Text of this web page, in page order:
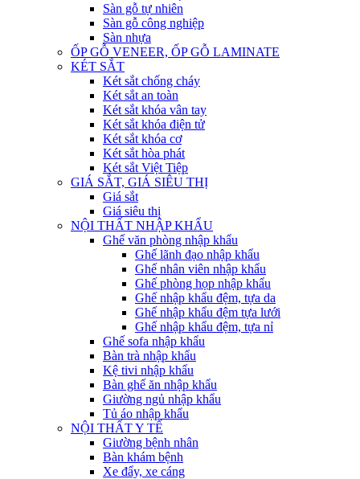
Sàn gỗ tự nhiên
Sàn gỗ công nghiệp
Sàn nhựa
ỐP GỖ VENEER, ỐP GỖ LAMINATE
KÉT SẮT
Két sắt chống cháy
Két sắt an toàn
Két sắt khóa vân tay
Két sắt khóa điện tử
Két sắt khóa cơ
Két sắt hòa phát
Két sắt Việt Tiệp
GIÁ SẮT, GIÁ SIÊU THỊ
Giá sắt
Giá siêu thị
NỘI THẤT NHẬP KHẨU
Ghế văn phòng nhập khẩu
Ghế lãnh đạo nhập khẩu
Ghế nhân viên nhập khẩu
Ghế phòng họp nhập khẩu
Ghế nhập khẩu đệm, tựa da
Ghế nhập khẩu đệm tựa lưới
Ghế nhập khẩu đệm, tựa nỉ
Ghế sofa nhập khẩu
Bàn trà nhập khẩu
Kệ tivi nhập khẩu
Bàn ghế ăn nhập khẩu
Giường ngủ nhập khẩu
Tủ áo nhập khẩu
NỘI THẤT Y TẾ
Giường bệnh nhân
Bàn khám bệnh
Xe đẩy, xe cáng